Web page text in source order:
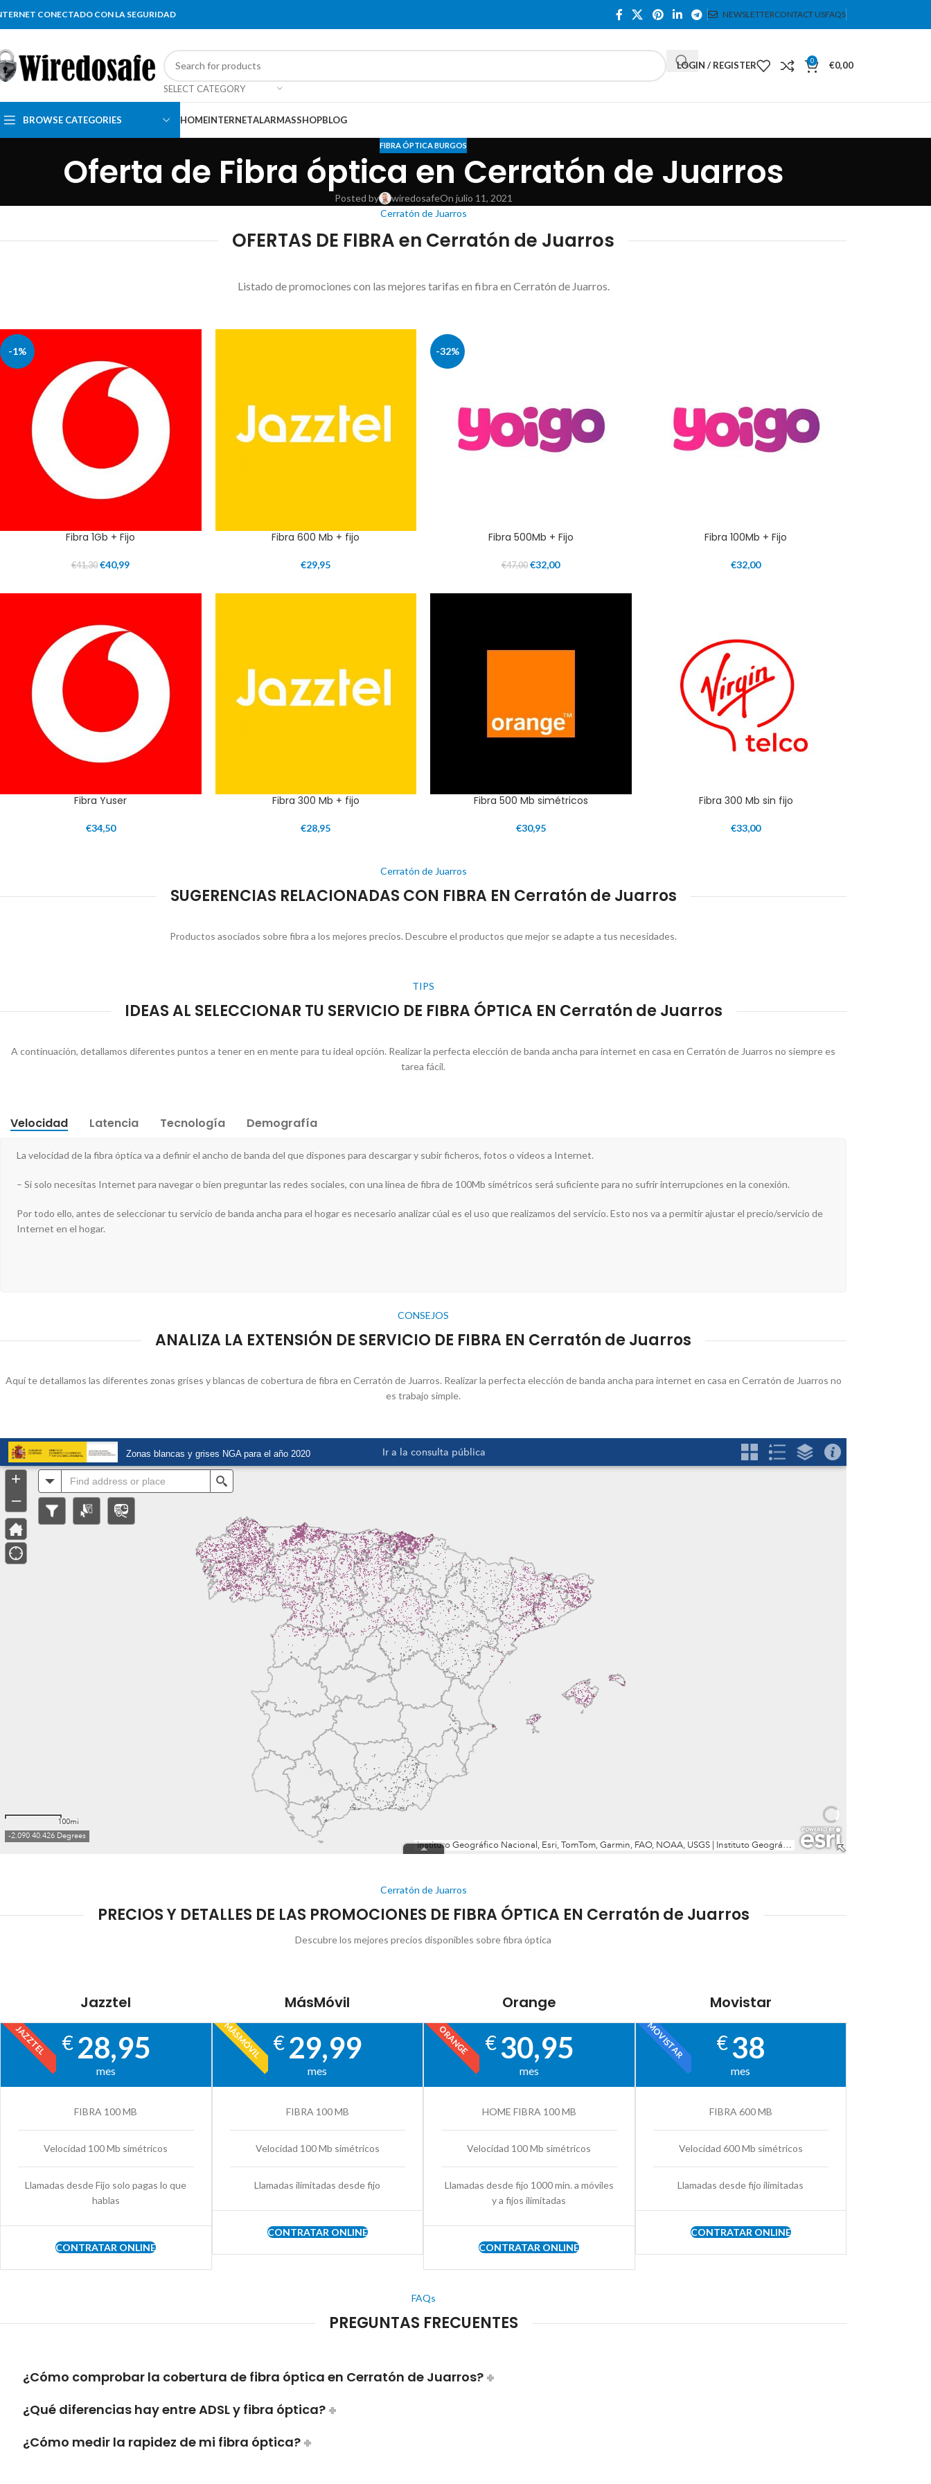
CONECTADO CON LA SEGURIDAD NEWSLETTERCONTACT USFAQS
SELECT CATEGORY
LOGIN / REGISTER 0 €0,00
BROWSE CATEGORIES HOMEINTERNETALARMASSHOPBLOG
FIBRA ÓPTICA BURGOS
Oferta de Fibra óptica en Cerratón de Juarros
Posted by wiredosafeOn julio 11, 2021
Cerratón de Juarros
OFERTAS DE FIBRA en Cerratón de Juarros
Listado de promociones con las mejores tarifas en fibra en Cerratón de Juarros.
-1%
Fibra 1Gb + Fijo
€41,30 €40,99
Fibra 600 Mb + fijo
€29,95
-32%
Fibra 500Mb + Fijo
€47,00 €32,00
Fibra 100Mb + Fijo
€32,00
Fibra Yuser
€34,50
Fibra 300 Mb + fijo
€28,95
Fibra 500 Mb simétricos
€30,95
Fibra 300 Mb sin fijo
€33,00
Cerratón de Juarros
SUGERENCIAS RELACIONADAS CON FIBRA EN Cerratón de Juarros
Productos asociados sobre fibra a los mejores precios. Descubre el productos que mejor se adapte a tus necesidades.
TIPS
IDEAS AL SELECCIONAR TU SERVICIO DE FIBRA ÓPTICA EN Cerratón de Juarros
A continuación, detallamos diferentes puntos a tener en en mente para tu ideal opción. Realizar la perfecta elección de banda ancha para internet en casa en Cerratón de Juarros no siempre es
tarea fácil.
Velocidad Latencia Tecnología Demografía
La velocidad de la fibra óptica va a definir el ancho de banda del que dispones para descargar y subir ficheros, fotos o videos a Internet.
– Si solo necesitas Internet para navegar o bien preguntar las redes sociales, con una línea de fibra de 100Mb simétricos será suficiente para no sufrir interrupciones en la conexión.
Por todo ello, antes de seleccionar tu servicio de banda ancha para el hogar es necesario analizar cúal es el uso que realizamos del servicio. Esto nos va a permitir ajustar el precio/servicio de
Internet en el hogar.
CONSEJOS
ANALIZA LA EXTENSIÓN DE SERVICIO DE FIBRA EN Cerratón de Juarros
Aquí te detallamos las diferentes zonas grises y blancas de cobertura de fibra en Cerratón de Juarros. Realizar la perfecta elección de banda ancha para internet en casa en Cerratón de Juarros no
es trabajo simple.
Cerratón de Juarros
PRECIOS Y DETALLES DE LAS PROMOCIONES DE FIBRA ÓPTICA EN Cerratón de Juarros
Descubre los mejores precios disponibles sobre fibra óptica
Jazztel
JAZZTEL € 28,95
mes
FIBRA 100 MB
Velocidad 100 Mb simétricos
Llamadas desde Fijo solo pagas lo que
hablas
CONTRATAR ONLINE
MásMóvil
MÁSMÓVIL € 29,99
mes
FIBRA 100 MB
Velocidad 100 Mb simétricos
Llamadas ilimitadas desde fijo
CONTRATAR ONLINE
Orange
ORANGE €30,95
mes
HOME FIBRA 100 MB
Velocidad 100 Mb simétricos
Llamadas desde fijo 1000 min. a móviles
y a fijos ilimitadas
CONTRATAR ONLINE
Movistar
MOVISTAR €38
mes
FIBRA 600 MB
Velocidad 600 Mb simétricos
Llamadas desde fijo ilimitadas
CONTRATAR ONLINE
FAQs
PREGUNTAS FRECUENTES
¿Cómo comprobar la cobertura de fibra óptica en Cerratón de Juarros?
¿Qué diferencias hay entre ADSL y fibra óptica?
¿Cómo medir la rapidez de mi fibra óptica?